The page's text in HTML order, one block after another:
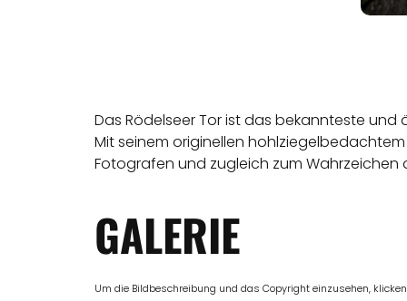
Das Rödelseer Tor ist das bekannteste
Mit seinem originellen
Fotografen und zugleich zum Wahrzeichen
GALERIE
Um die Bildbeschreibung und das Copyright einzusehen,